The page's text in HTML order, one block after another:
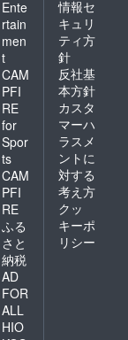
Ente
rtain
men
t
CAM
PFI
RE
for
Spor
ts
CAM
PFI
RE
ふる
さと
納税
AD
FOR
ALL
HIO
情報セ
キュリ
ティ方
針
反社基
本方針
カスタ
マーハ
ラスメ
ントに
対する
考え方
クッ
キーポ
リシー